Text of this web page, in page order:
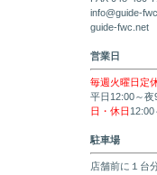
info@guide-
guide-fwc.net
営業日
毎週火曜日定
平日12:00～
日・休日
駐車場
店舗前に１台